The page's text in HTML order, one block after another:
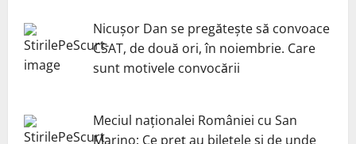
Nicuşor Dan se pregăteşte să convoace
CSAT, de două ori, în noiembrie. Care
sunt motivele convocării
Meciul naționalei României cu San
Marino: Ce preț au biletele și de unde